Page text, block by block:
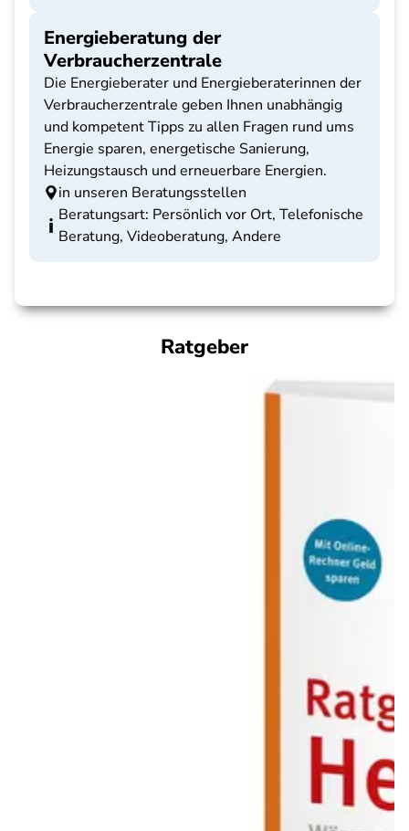
Energieberatung der
Verbraucherzentrale
Die Energieberater und Energieberaterinnen der
Verbraucherzentrale geben Ihnen unabhängig
und kompetent Tipps zu allen Fragen rund ums
Energie sparen, energetische Sanierung,
Heizungstausch und erneuerbare Energien.
in unseren Beratungsstellen
Beratungsart: Persönlich vor Ort, Telefonische
Beratung, Videoberatung, Andere
Ratgeber